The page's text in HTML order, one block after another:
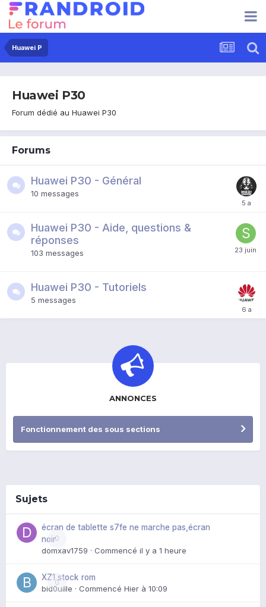
Huawei P
Huawei P30
Forum dédié au Huawei P30
Forums
Huawei P30 - Général
10 messages
Huawei P30 - Aide, questions &
réponses
103 messages
Huawei P30 - Tutoriels
5 messages
ANNONCES
Fonctionnement des sous sections
Sujets
0
écran de tablette s7fe ne marche pas,écran
noir
domxav1759 · Commencé il y a 1 heure
0
XZ1 stock rom
bid0uille · Commencé Hier à 10:09